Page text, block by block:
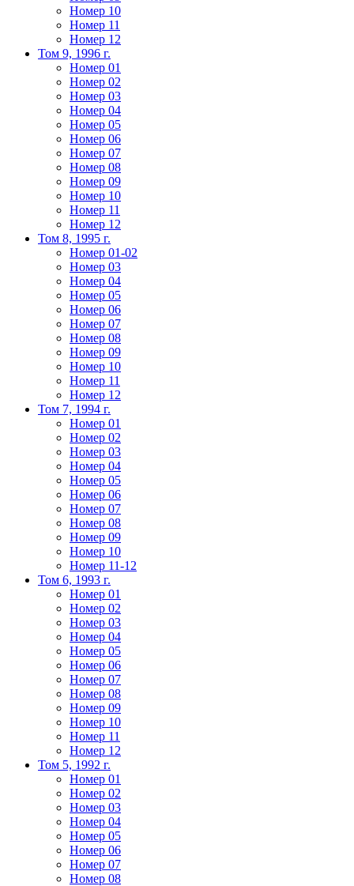
Номер 10
Номер 11
Номер 12
Том 9, 1996 г.
Номер 01
Номер 02
Номер 03
Номер 04
Номер 05
Номер 06
Номер 07
Номер 08
Номер 09
Номер 10
Номер 11
Номер 12
Том 8, 1995 г.
Номер 01-02
Номер 03
Номер 04
Номер 05
Номер 06
Номер 07
Номер 08
Номер 09
Номер 10
Номер 11
Номер 12
Том 7, 1994 г.
Номер 01
Номер 02
Номер 03
Номер 04
Номер 05
Номер 06
Номер 07
Номер 08
Номер 09
Номер 10
Номер 11-12
Том 6, 1993 г.
Номер 01
Номер 02
Номер 03
Номер 04
Номер 05
Номер 06
Номер 07
Номер 08
Номер 09
Номер 10
Номер 11
Номер 12
Том 5, 1992 г.
Номер 01
Номер 02
Номер 03
Номер 04
Номер 05
Номер 06
Номер 07
Номер 08